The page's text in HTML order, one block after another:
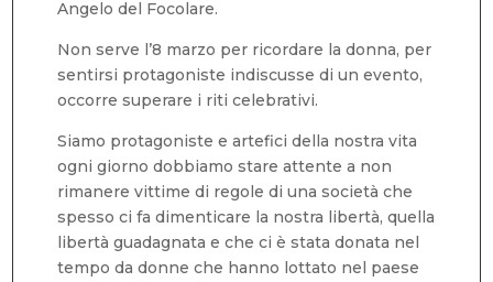
Angelo del Focolare.
Non serve l’8 marzo per ricordare la donna, per
sentirsi protagoniste indiscusse di un evento,
occorre superare i riti celebrativi.
Siamo protagoniste e artefici della nostra vita
ogni giorno dobbiamo stare attente a non
rimanere vittime di regole di una società che
spesso ci fa dimenticare la nostra libertà, quella
libertà guadagnata e che ci è stata donata nel
tempo da donne che hanno lottato nel paese